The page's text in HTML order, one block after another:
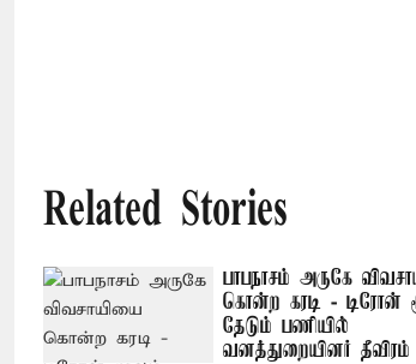
Related Stories
பாபநாசம் அருகே
கொன்ற கரடி - டிரோன்
தேடும் பணியில்
வனத்துறையினர் தீவிரம்